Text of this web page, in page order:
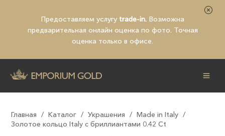
Предоставляем услугу trade-in. Возможна
предварительная онлайн оценка по фото. Точная
оценка только в офисе.
Главная / Каталог / Украшения / Made in Italy /
Золотое кольцо Italy с бриллиантами 0.42 Ct